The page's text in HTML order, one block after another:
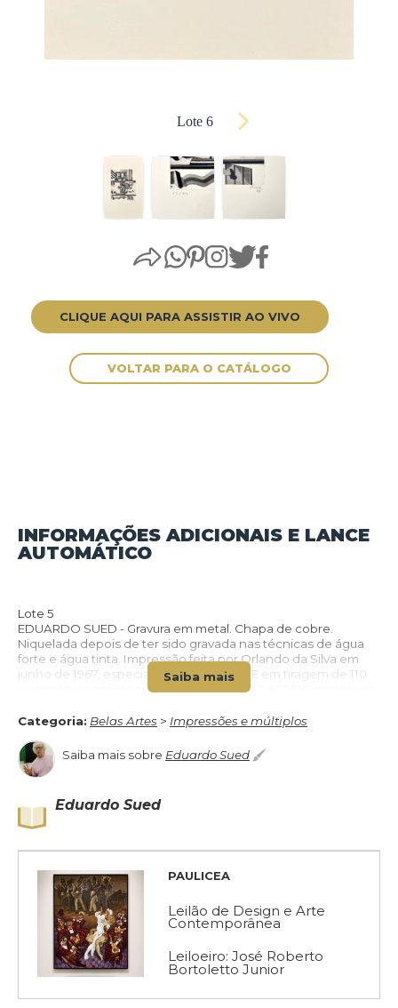
Lote 6
INFORMAÇÕES ADICIONAIS E LANCE
AUTOMÁTICO
Lote 5
EDUARDO SUED - Gravura em metal. Chapa de cobre.
Niquelada depois de ter sido gravada nas técnicas de água
forte e água tinta. Impressão feita por Orlando da Silva em
junho de 1967, especialmente para a GAE em tiragem de 110
exemplares, sendo os numerados de 1/110 a 10/110 impressos
feita a tiragem a chapa foi riscada. Tiragem 84/110. Ass. CID.
Saiba mais
Categoria: Belas Artes > Impressões e múltiplos
Saiba mais sobre Eduardo Sued
Eduardo Sued
PAULICEA
Leilão de Design e Arte
Contemporânea
Leiloeiro: José Roberto
Bortoletto Junior
CLIQUE AQUI PARA ASSISTIR AO VIVO